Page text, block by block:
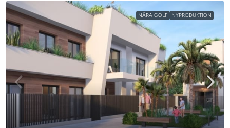
NÄRA GOLF NYPRODUKTION